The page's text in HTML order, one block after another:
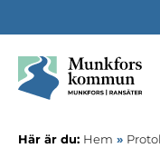
Här är du: Hem »